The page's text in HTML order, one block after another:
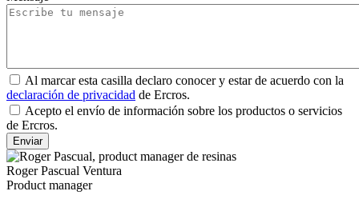
Al marcar esta casilla declaro conocer y estar de acuerdo con la
declaración de privacidad de Ercros.
Acepto el envío de información sobre los productos o servicios
de Ercros.
Roger Pascual Ventura
Product manager